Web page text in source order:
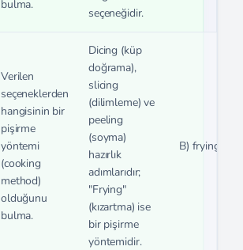
bulma.
seçeneğidir.
Verilen
seçeneklerden
hangisinin bir
pişirme
yöntemi
(cooking
method)
olduğunu
bulma.
Dicing (küp
doğrama),
slicing
(dilimleme) ve
peeling
(soyma)
hazırlık
adımlarıdır;
"Frying"
(kızartma) ise
bir pişirme
yöntemidir.
B) frying